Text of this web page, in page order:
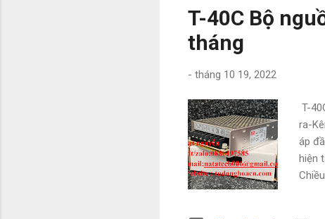
T-40C Bộ
tháng
- tháng 10 19, 2022
T-
ra-
áp
hiện